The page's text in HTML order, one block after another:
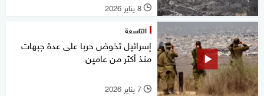
l 8 يناير 2026
التاسعة
إسرائيل تخوض حربا على عدة جبهات
منذ أكثر من عامين
l 7 يناير 2026